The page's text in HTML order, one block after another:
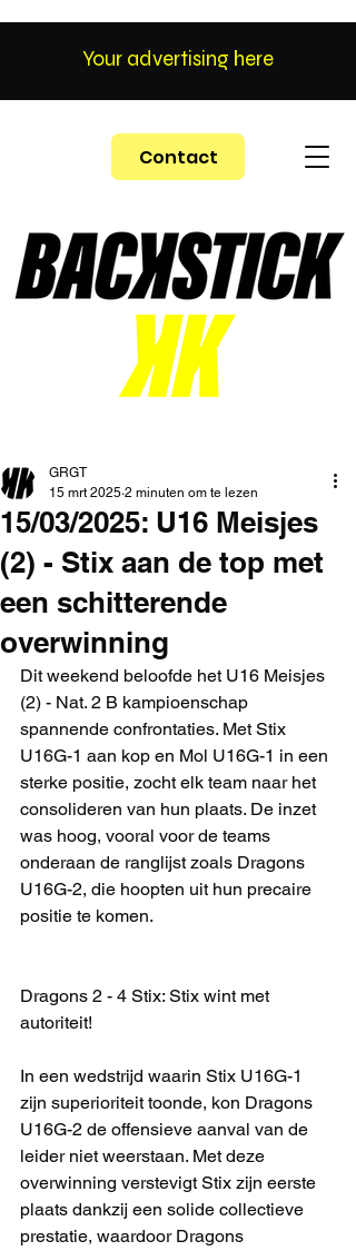
Contact
Your advertising here
15/03/2025: U16 Meisjes
(2) - Stix aan de top met
een schitterende
overwinning
GRGT
15 mrt 2025 2 minuten om te lezen
Dit weekend beloofde het U16 Meisjes
(2) - Nat. 2 B kampioenschap
spannende confrontaties. Met Stix
U16G-1 aan kop en Mol U16G-1 in een
sterke positie, zocht elk team naar het
consolideren van hun plaats. De inzet
was hoog, vooral voor de teams
onderaan de ranglijst zoals Dragons
U16G-2, die hoopten uit hun precaire
positie te komen.
Dragons 2 - 4 Stix: Stix wint met
autoriteit!
In een wedstrijd waarin Stix U16G-1
zijn superioriteit toonde, kon Dragons
U16G-2 de offensieve aanval van de
leider niet weerstaan. Met deze
overwinning verstevigt Stix zijn eerste
plaats dankzij een solide collectieve
prestatie, waardoor Dragons